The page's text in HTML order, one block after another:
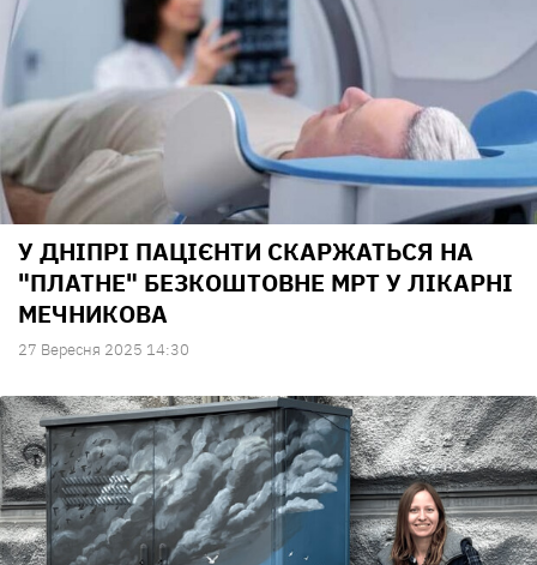
У ДНІПРІ ПАЦІЄНТИ СКАРЖАТЬСЯ НА
"ПЛАТНЕ" БЕЗКОШТОВНЕ МРТ У ЛІКАРНІ
МЕЧНИКОВА
27 Вересня 2025 14:30